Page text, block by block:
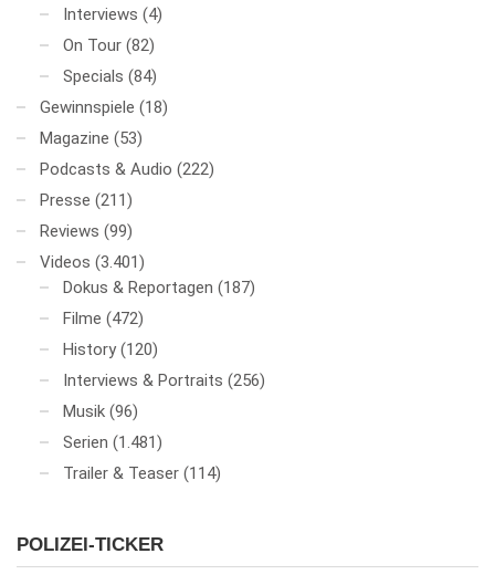
Interviews (4)
On Tour (82)
Specials (84)
Gewinnspiele (18)
Magazine (53)
Podcasts & Audio (222)
Presse (211)
Reviews (99)
Videos (3.401)
Dokus & Reportagen (187)
Filme (472)
History (120)
Interviews & Portraits (256)
Musik (96)
Serien (1.481)
Trailer & Teaser (114)
POLIZEI-TICKER